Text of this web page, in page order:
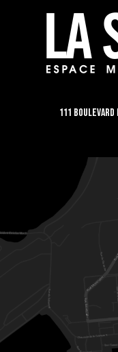
111 Boulevard